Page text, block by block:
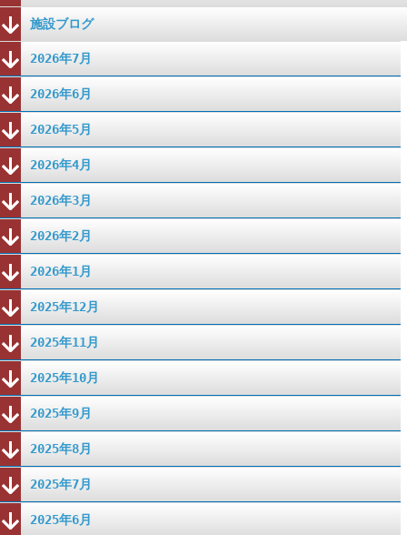
施設ブログ
2026年7月
2026年6月
2026年5月
2026年4月
2026年3月
2026年2月
2026年1月
2025年12月
2025年11月
2025年10月
2025年9月
2025年8月
2025年7月
2025年6月